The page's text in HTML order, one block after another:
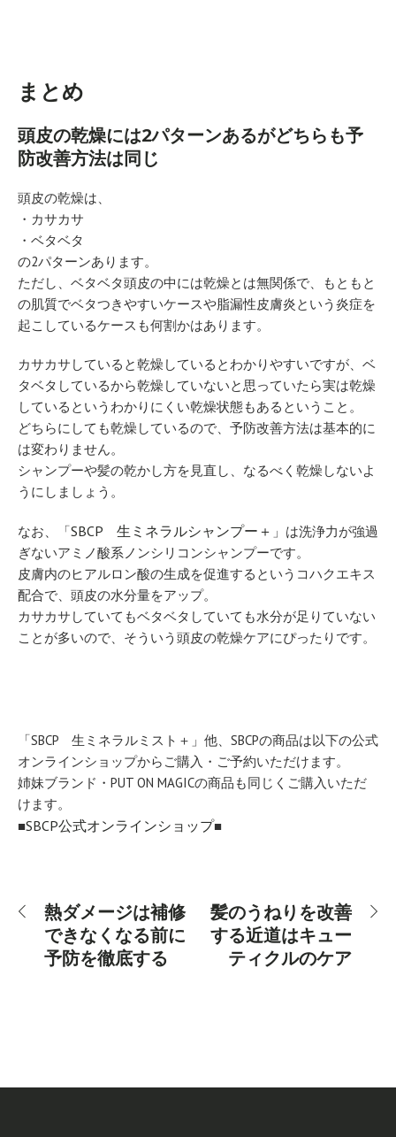
まとめ
頭皮の乾燥には2パターンあるがどちらも予
防改善方法は同じ
頭皮の乾燥は、
・カサカサ
・ベタベタ
の2パターンあります。
ただし、ベタベタ頭皮の中には乾燥とは無関係で、もともと
の肌質でベタつきやすいケースや脂漏性皮膚炎という炎症を
起こしているケースも何割かはあります。
カサカサしていると乾燥しているとわかりやすいですが、ベ
タベタしているから乾燥していないと思っていたら実は乾燥
しているというわかりにくい乾燥状態もあるということ。
どちらにしても乾燥しているので、予防改善方法は基本的に
は変わりません。
シャンプーや髪の乾かし方を見直し、なるべく乾燥しないよ
うにしましょう。
なお、「SBCP 生ミネラルシャンプー＋ 」は洗浄力が強過
ぎないアミノ酸系ノンシリコンシャンプーです。
皮膚内のヒアルロン酸の生成を促進するというコハクエキス
配合で、頭皮の水分量をアップ。
カサカサしていてもベタベタしていても水分が足りていない
ことが多いので、そういう頭皮の乾燥ケアにぴったりです。
「SBCP 生ミネラルミスト＋」他、SBCPの商品は以下の公式
オンラインショップからご購入・ご予約いただけます。
姉妹ブランド・PUT ON MAGICの商品も同じくご購入いただ
けます。
■SBCP公式オンラインショップ■
熱ダメージは補修
できなくなる前に
予防を徹底する
髪のうねりを改善
する近道はキュー
ティクルのケア